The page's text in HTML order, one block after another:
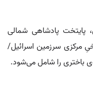
شهر باستانی، پایتخت پادشاهی شمالی
منطقه‌ی تاریخیِ مرکزی سرزمین اسرائیل/
باختری را شامل می‌شود.